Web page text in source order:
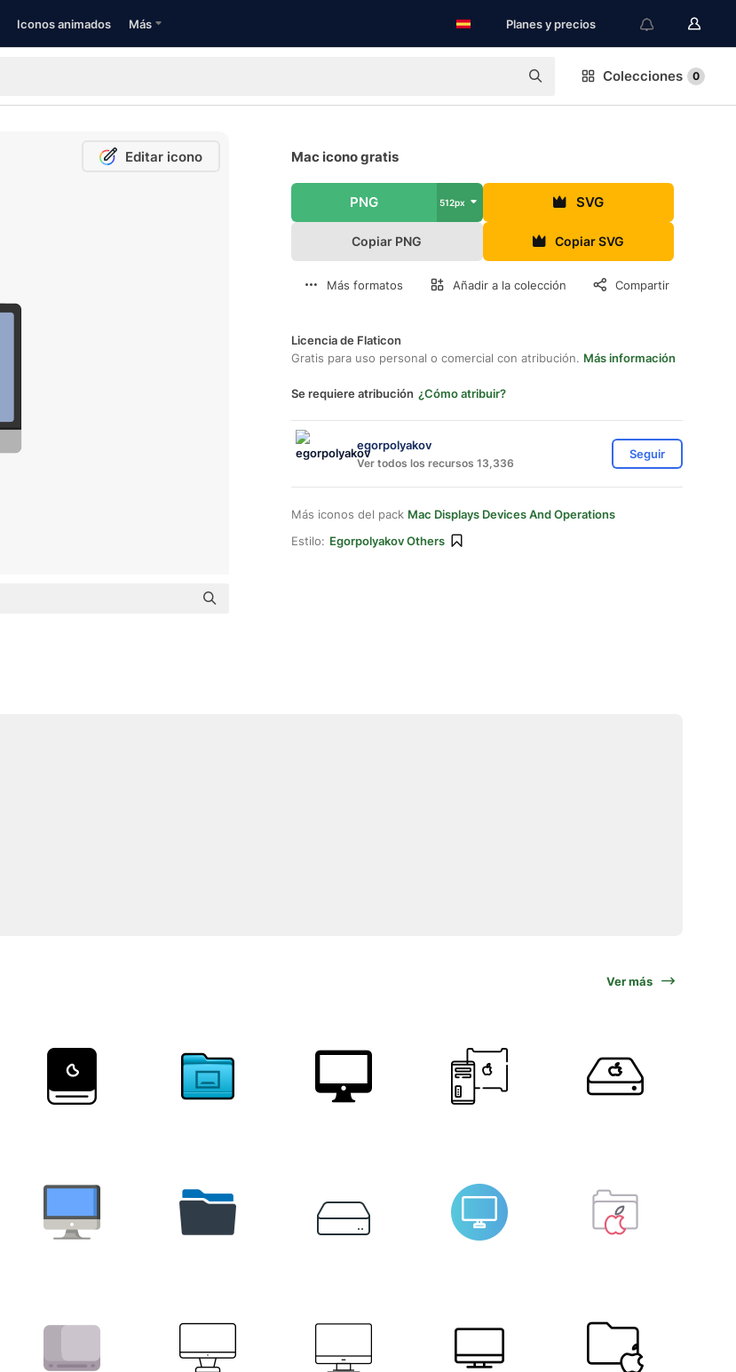
Iconos animados Más Planes y precios
Colecciones 0
Editar icono Mac icono gratis
PNG 512px SVG
Copiar PNG Copiar SVG
Más formatos Añadir a la colección Compartir
Licencia de Flaticon
Gratis para uso personal o comercial con atribución. Más información
Se requiere atribución ¿Cómo atribuir?
egorpolyakov
Ver todos los recursos 13,336
Seguir
Más iconos del pack Mac Displays Devices And Operations
Estilo: Egorpolyakov Others
Ver más